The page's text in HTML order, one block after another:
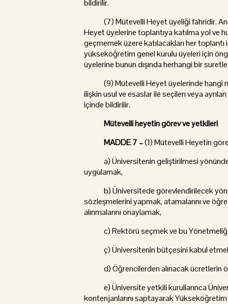
bildirilir.
(7) Mütevelli Heyet üyeliği fahridir.
Heyet üyelerine toplantıya katılma yol ve
geçmemek üzere katılacakları her
yükseköğretim genel kurulu üyeleri için
üyelerine bunun dışında herhangi bir
(9) Mütevelli Heyet üyelerinde hangi
ilişkin usul ve esaslar ile seçilen veya
içinde bildirilir.
Mütevelli heyetin görev ve yetkileri
MADDE 7 –(1) Mütevelli Heyetin
a) Üniversitenin geliştirilmesi yönünde
uygulamak,
b) Üniversitede görevlendirilecek
sözleşmelerini yapmak, atamalarını ve
alınmalarını onaylamak,
c) Rektörü seçmek ve bu Yönetmeliğe
ç) Üniversitenin bütçesini kabul etmek
d) Öğrencilerden alınacak ücretlerin
e) Üniversite yetkili kurullarınca
kontenjanlarını saptayarak